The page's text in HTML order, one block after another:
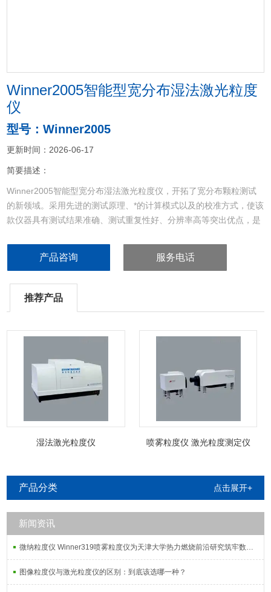
Winner2005智能型宽分布湿法激光粒度
仪
型号：Winner2005
更新时间：2026-06-17
简要描述：
Winner2005智能型宽分布湿法激光粒度仪，开拓了宽分布颗粒测试
的新领域。采用先进的测试原理、*的计算模式以及的校准方式，使该
款仪器具有测试结果准确、测试重复性好、分辨率高等突出优点，是
产品咨询 服务电话
推荐产品
湿法激光粒度仪 喷雾粒度仪 激光粒度测定仪
产品分类 点击展开+
新闻资讯
微纳粒度仪 Winner319喷雾粒度仪为天津大学热力燃烧前沿研究筑牢数据根基
图像粒度仪与激光粒度仪的区别：到底该选哪一种？